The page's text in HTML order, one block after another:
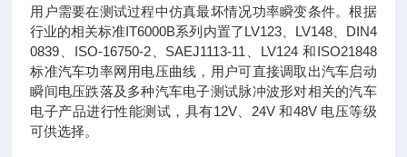
用户需要在测试过程中仿真最坏情况功率瞬变条件。根据
行业的相关标准IT6000B系列内置了LV123、LV148、DIN4
0839、ISO-16750-2、SAEJ1113-11、LV124 和ISO21848
标准汽车功率网用电压曲线，用户可直接调取出汽车启动
瞬间电压跌落及多种汽车电子测试脉冲波形对相关的汽车
电子产品进行性能测试，具有12V、24V 和48V 电压等级
可供选择。